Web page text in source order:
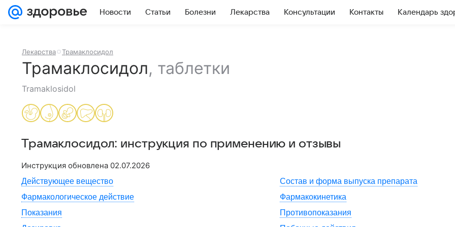
Новости Статьи Болезни Лекарства Консультации Контакты Календарь
Лекарства Трамаклосидол
Трамаклосидол, таблетки
Tramaklosidol
Трамаклосидол: инструкция по применению и отзывы
Инструкция обновлена 02.07.2026
Действующее вещество
Состав и форма выпуска препарата
Фармакологическое действие
Фармакокинетика
Показания
Противопоказания